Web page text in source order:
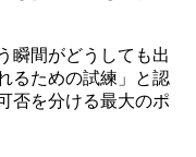
瞬間がどうしても出
るための試練」と認
否を分ける最大のポ